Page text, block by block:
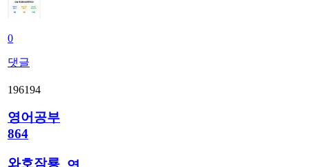
0
댓글
196194
영어공부
864
와호잠룡